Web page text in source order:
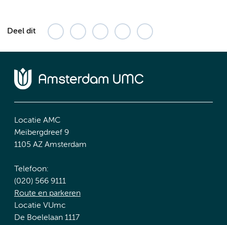
Deel dit
Locatie AMC
Meibergdreef 9
1105 AZ Amsterdam
Telefoon:
(020) 566 9111
Route en parkeren
Locatie VUmc
De Boelelaan 1117